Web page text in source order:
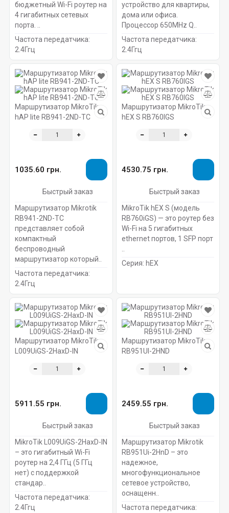
бюджетный Wi-Fi роутер на
4 гигабитных сетевых
порта. ..
Частота передатчика:
2.4Ггц
устройство для квартиры,
дома или офиса.
Процессор 650MHz Q..
Частота передатчика:
2.4Ггц
Маршрутизатор MikroTik
hAP lite RB941-2ND-TC
1035.60 грн.
Быстрый заказ
Маршрутизатор Mikrotik
RB941-2ND-TC
представляет собой
компактный
беспроводный
маршрутизатор который..
Частота передатчика:
2.4Ггц
Маршрутизатор MikroTik
hEX S RB760IGS
4530.75 грн.
Быстрый заказ
MikroTik hEX S (модель
RB760iGS) — это роутер без
Wi-Fi на 5 гигабитных
ethernet портов, 1 SFP порт
Серия: hEX
Маршрутизатор MikroTik
L009UiGS-2HaxD-IN
5911.55 грн.
Быстрый заказ
MikroTik L009UiGS-2HaxD-IN
– это гигабитный Wi-Fi
роутер на 2,4 ГГц (5 ГГц
нет) с поддержкой
стандар..
Частота передатчика:
2.4Ггц
Маршрутизатор MikroTik
RB951UI-2HND
2459.55 грн.
Быстрый заказ
Маршрутизатор Mikrotik
RB951Ui-2HnD – это
надежное,
многофункциональное
сетевое устройство,
оснащенн..
Частота передатчика: